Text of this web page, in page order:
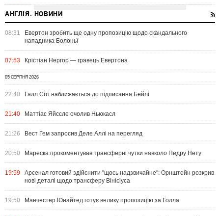
АНГЛІЯ. НОВИНИ
08:31
Евертон зробить ще одну пропозицію щодо скандального
нападника Болоньї
07:53 Крістіан Нергор — гравець Евертона
05 СЕРПНЯ 2026
22:40 Галл Сіті наближається до підписання Бейлі
21:40 Маттіас Яйссле очолив Ньюкасл
21:26 Вест Гем запросив Деле Аллі на перегляд
20:50 Мареска прокоментував трансферні чутки навколо Педру Нету
19:59
Арсенал готовий здійснити "щось надзвичайне": Орнштейн розкрив
нові деталі щодо трансферу Вінісіуса
19:50 Манчестер Юнайтед готує велику пропозицію за Голла